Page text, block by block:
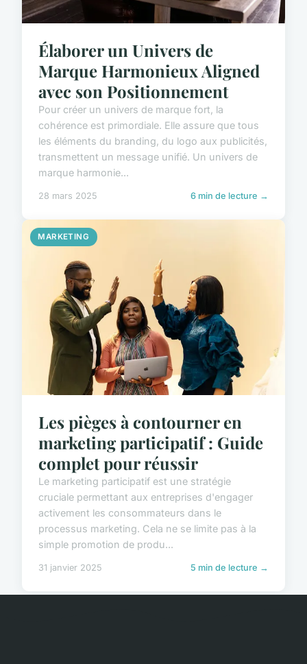
Élaborer un Univers de
Marque Harmonieux Aligned
avec son Positionnement
Pour créer un univers de marque fort, la
cohérence est primordiale. Elle assure que tous
les éléments du branding, du logo aux publicités,
transmettent un message unifié. Un univers de
marque harmonie...
28 mars 2025 6 min de lecture →
MARKETING
Les pièges à contourner en
marketing participatif : Guide
complet pour réussir
Le marketing participatif est une stratégie
cruciale permettant aux entreprises d'engager
activement les consommateurs dans le
processus marketing. Cela ne se limite pas à la
simple promotion de produ...
31 janvier 2025 5 min de lecture →